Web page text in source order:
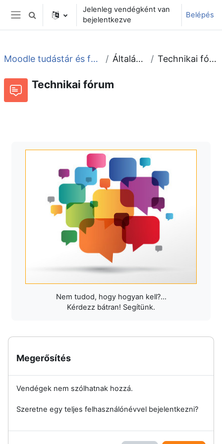
Tovább a fő tartalomhoz
Oldalpanel
Keresési bemeneti adatok váltása
Jelenleg vendégként van
bejelentkezve
Belépés
Moodle tudástár és fórum Általános Technikai fórum
Technikai fórum
Nem tudod, hogy hogyan kell?...
Kérdezz bátran! Segítünk.
Megerősítés
Vendégek nem szólhatnak hozzá.
Szeretne egy teljes felhasználónévvel bejelentkezni?